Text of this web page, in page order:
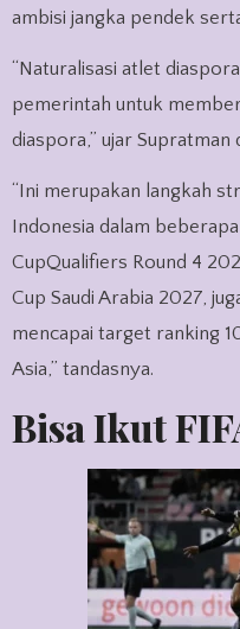
ambisi jangka pendek
“Naturalisasi atlet
pemerintah untuk
diaspora,” ujar Supratman
“Ini merupakan langkah
Indonesia dalam
CupQualifiers Round 4
Cup Saudi Arabia 2027,
mencapai target ranking
Asia,” tandasnya.
Bisa Ikut